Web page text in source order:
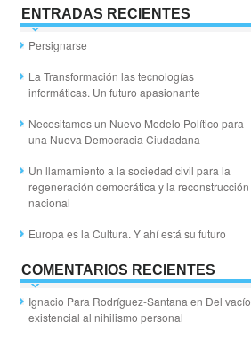
ENTRADAS RECIENTES
Persignarse
La Transformación las tecnologías
informáticas. Un futuro apasionante
Necesitamos un Nuevo Modelo Político para
una Nueva Democracia Ciudadana
Un llamamiento a la sociedad civil para la
regeneración democrática y la reconstrucción
nacional
Europa es la Cultura. Y ahí está su futuro
COMENTARIOS RECIENTES
Ignacio Para Rodríguez-Santana en Del vacío
existencial al nihilismo personal